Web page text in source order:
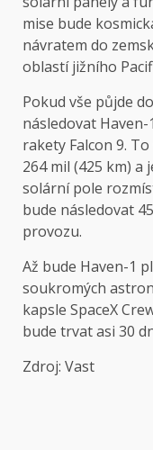
mise bude
návratem do
oblastí jižního
Pokud vše půjde
následovat
rakety Falcon 9.
264 mil (425 km)
solární pole
bude následovat
provozu.
Až bude Haven-1
soukromých
kapsle SpaceX
bude trvat asi 30
Zdroj: Vast